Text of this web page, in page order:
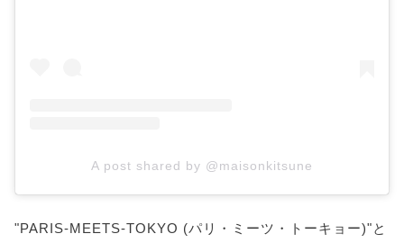
A post shared by @maisonkitsune
"PARIS-MEETS-TOKYO (パリ・ミーツ・トーキョー)"と